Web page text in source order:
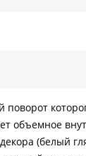
объемное
(белый